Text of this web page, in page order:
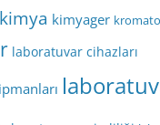
kimya kimyager
laboratuvar cihazları